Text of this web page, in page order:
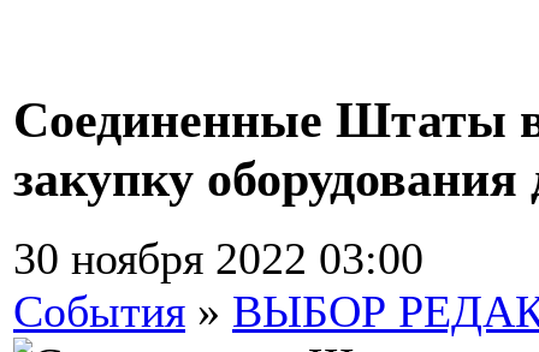
Соединенные Штаты
закупку
30 ноября 2022 03:00
События » ВЫБОР